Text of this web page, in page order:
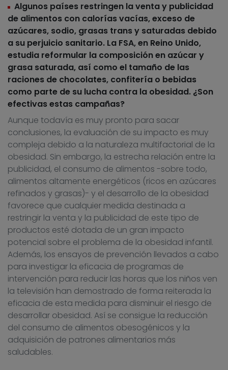
Algunos países restringen la venta y publicidad
de alimentos con calorías vacías, exceso de
azúcares, sodio, grasas trans y saturadas debido
a su perjuicio sanitario. La FSA, en Reino Unido,
estudia reformular la composición en azúcar y
grasa saturada, así como el tamaño de las
raciones de chocolates, confitería o bebidas
como parte de su lucha contra la obesidad. ¿Son
efectivas estas campañas?
Aunque todavía es muy pronto para sacar
conclusiones, la evaluación de su impacto es muy
compleja debido a la naturaleza multifactorial de la
obesidad. Sin embargo, la estrecha relación entre la
publicidad, el consumo de alimentos -sobre todo,
alimentos altamente energéticos (ricos en azúcares
refinados y grasas)- y el desarrollo de la obesidad
favorece que cualquier medida destinada a
restringir la venta y la publicidad de este tipo de
productos esté dotada de un gran impacto
potencial sobre el problema de la obesidad infantil.
Además, los ensayos de prevención llevados a cabo
para investigar la eficacia de programas de
intervención para reducir las horas que los niños ven
la televisión han demostrado de forma reiterada la
eficacia de esta medida para disminuir el riesgo de
desarrollar obesidad. Así se consigue la reducción
del consumo de alimentos obesogénicos y la
adquisición de patrones alimentarios más
saludables.